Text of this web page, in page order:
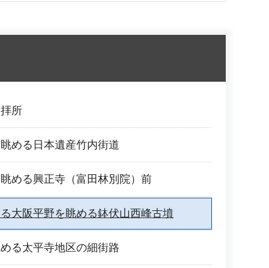
所
める日本遺産竹内街道
める興正寺（富田林別院）前
大阪平野を眺める鉢伏山西峰古墳
る太平寺地区の細街路